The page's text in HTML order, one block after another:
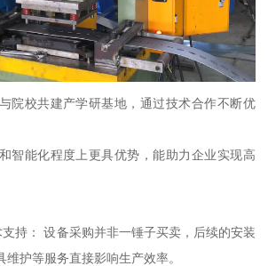
院校共建产学研基地，通过技术合作不断优
智能化程度上更具优势，能助力企业实现高
持： 设备采购并非一锤子买卖，后续的安装
护等服务直接影响生产效率。